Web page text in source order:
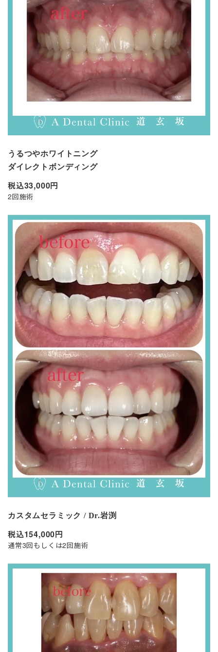
うるつやホワイトニング
ダイレクトボンディング
税込33,000円
2回施術
カスタムセラミック / Dr.岩渕
税込154,000円
通常3回もしくは2回施術